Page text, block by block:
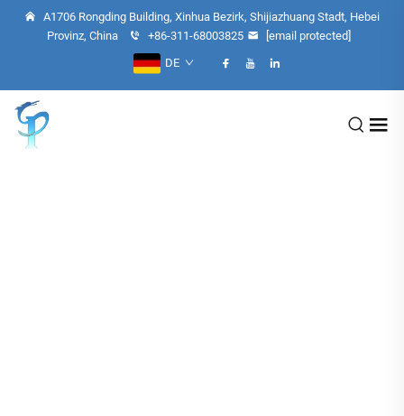
A1706 Rongding Building, Xinhua Bezirk, Shijiazhuang Stadt, Hebei
Provinz, China
+86-311-68003825
[email protected]
DE